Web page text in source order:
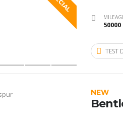
TEST
NEW